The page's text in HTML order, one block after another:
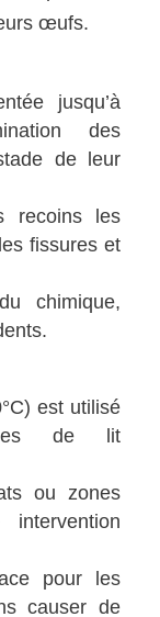
œufs.
jusqu’à
des
de leur
recoins les
fissures et
chimique,
est utilisé
de lit
ou zones
pour les
causer de